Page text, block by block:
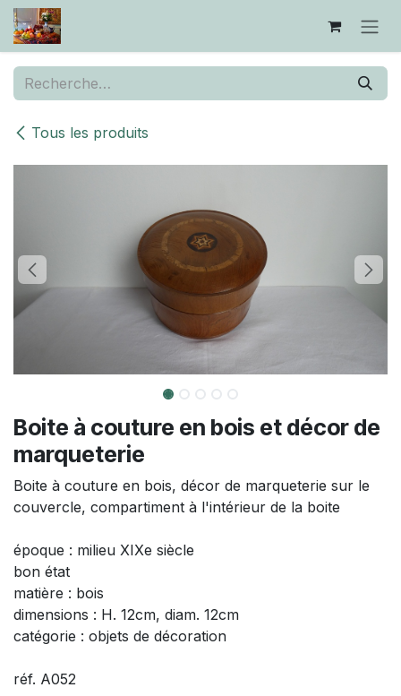
Se rendre au contenu
Tous les produits
Boite à couture en bois et décor de
marqueterie
Boite à couture en bois, décor de marqueterie sur le
couvercle, compartiment à l'intérieur de la boite
époque : milieu XIXe siècle
bon état
matière : bois
dimensions : H. 12cm, diam. 12cm
catégorie : objets de décoration
réf. A052